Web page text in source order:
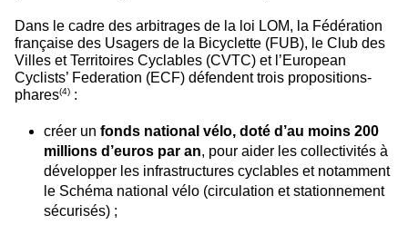
Dans le cadre des arbitrages de la loi LOM, la Fédération
française des Usagers de la Bicyclette (FUB), le Club des
Villes et Territoires Cyclables (CVTC) et l’European
Cyclists’ Federation (ECF) défendent trois propositions-
phares(4) :
créer un fonds national vélo, doté d’au moins 200
millions d’euros par an, pour aider les collectivités à
développer les infrastructures cyclables et notamment
le Schéma national vélo (circulation et stationnement
sécurisés) ;